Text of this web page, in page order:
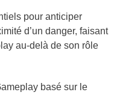
pour anticiper
d’un danger, faisant
au-delà de son rôle
basé sur le